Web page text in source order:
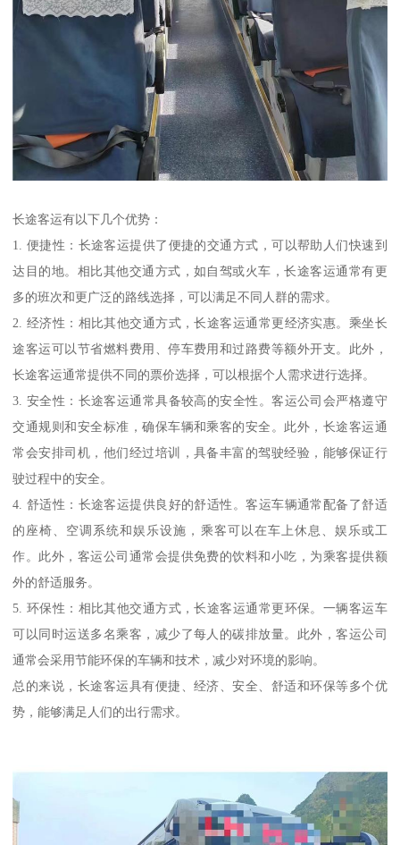
长途客运有以下几个优势：
1. 便捷性：长途客运提供了便捷的交通方式，可以帮助人们快速到
达目的地。相比其他交通方式，如自驾或火车，长途客运通常有更
多的班次和更广泛的路线选择，可以满足不同人群的需求。
2. 经济性：相比其他交通方式，长途客运通常更经济实惠。乘坐长
途客运可以节省燃料费用、停车费用和过路费等额外开支。此外，
长途客运通常提供不同的票价选择，可以根据个人需求进行选择。
3. 安全性：长途客运通常具备较高的安全性。客运公司会严格遵守
交通规则和安全标准，确保车辆和乘客的安全。此外，长途客运通
常会安排司机，他们经过培训，具备丰富的驾驶经验，能够保证行
驶过程中的安全。
4. 舒适性：长途客运提供良好的舒适性。客运车辆通常配备了舒适
的座椅、空调系统和娱乐设施，乘客可以在车上休息、娱乐或工
作。此外，客运公司通常会提供免费的饮料和小吃，为乘客提供额
外的舒适服务。
5. 环保性：相比其他交通方式，长途客运通常更环保。一辆客运车
可以同时运送多名乘客，减少了每人的碳排放量。此外，客运公司
通常会采用节能环保的车辆和技术，减少对环境的影响。
总的来说，长途客运具有便捷、经济、安全、舒适和环保等多个优
势，能够满足人们的出行需求。